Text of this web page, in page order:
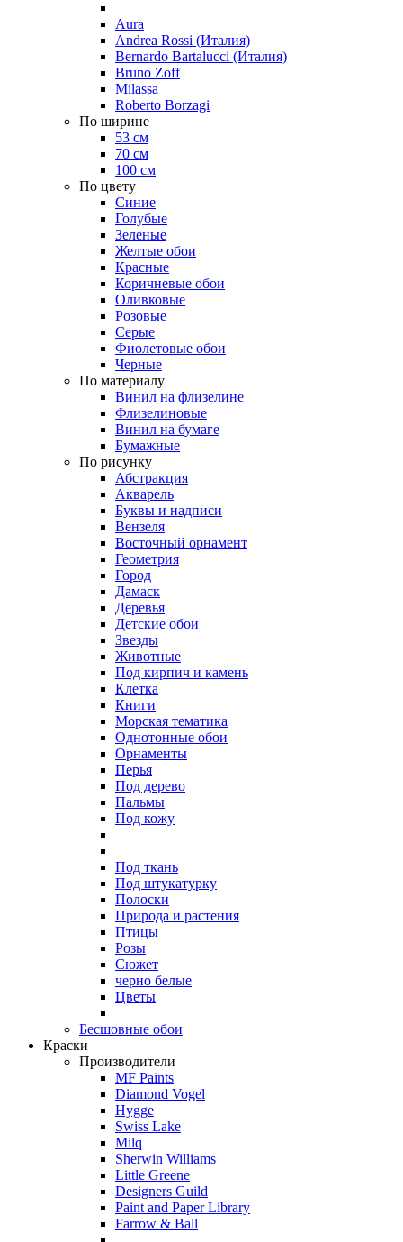
Aura
Andrea Rossi (Италия)
Bernardo Bartalucci (Италия)
Bruno Zoff
Milassa
Roberto Borzagi
По ширине
53 см
70 см
100 см
По цвету
Синие
Голубые
Зеленые
Желтые обои
Красные
Коричневые обои
Оливковые
Розовые
Серые
Фиолетовые обои
Черные
По материалу
Винил на флизелине
Флизелиновые
Винил на бумаге
Бумажные
По рисунку
Абстракция
Акварель
Буквы и надписи
Вензеля
Восточный орнамент
Геометрия
Город
Дамаск
Деревья
Детские обои
Звезды
Животные
Под кирпич и камень
Клетка
Книги
Морская тематика
Однотонные обои
Орнаменты
Перья
Под дерево
Пальмы
Под кожу
Под ткань
Под штукатурку
Полоски
Природа и растения
Птицы
Розы
Сюжет
черно белые
Цветы
Бесшовные обои
Краски
Производители
MF Paints
Diamond Vogel
Hygge
Swiss Lake
Milq
Sherwin Williams
Little Greene
Designers Guild
Paint and Paper Library
Farrow & Ball